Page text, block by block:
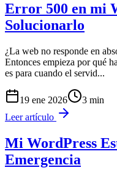
Error 500 en mi
Solucionarlo
¿La web no responde en
Entonces empieza por qué
es para cuando el servid...
19 ene 2026 3 min
Leer artículo
Mi WordPress
Emergencia